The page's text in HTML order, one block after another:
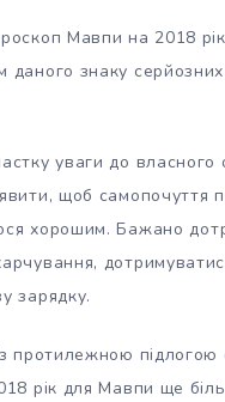
Мавпи на 2018
даного знаку
уваги до власного
щоб самопочуття
хорошим. Бажано
зарядку.
протилежною підлогою
рік для Мавпи ще